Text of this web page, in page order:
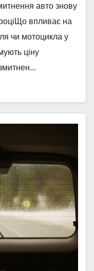
авто знову
впливає на
чи мотоцикла у
ціну